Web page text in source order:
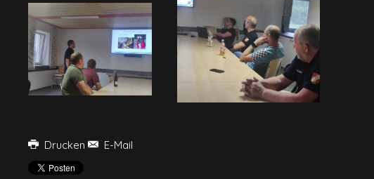
Drucken E-Mail